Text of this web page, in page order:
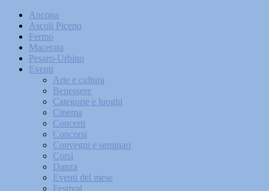
Ancona
Ascoli Piceno
Fermo
Macerata
Pesaro-Urbino
Eventi
Arte e cultura
Benessere
Categorie e luoghi
Cinema
Concerti
Concorsi
Convegni e seminari
Corsi
Danza
Eventi del mese
Festival